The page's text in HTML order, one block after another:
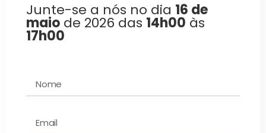
Junte-se a nós no dia 16 de
maio de 2026 das 14h00 às
17h00